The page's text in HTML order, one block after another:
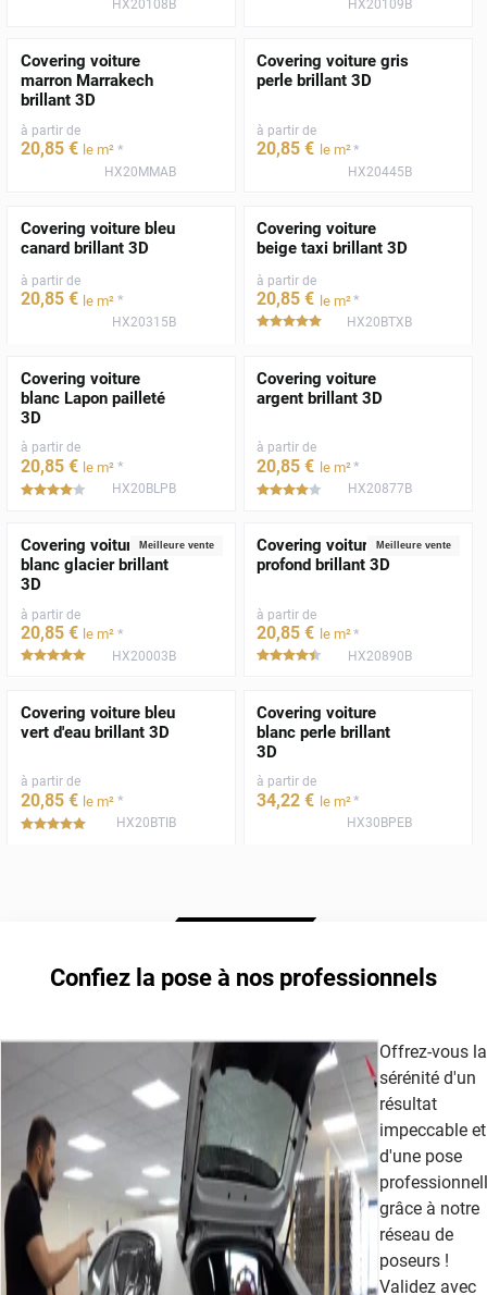
HX20108B HX20109B
Covering voiture
marron Marrakech
brillant 3D
à partir de
20,85 € le m² *
HX20MMAB
Covering voiture gris
perle brillant 3D
à partir de
20,85 € le m²*
HX20445B
Covering voiture bleu
canard brillant 3D
à partir de
20,85 € le m² *
HX20315B
Covering voiture
beige taxi brillant 3D
à partir de
20,85 € le m²*
*****HX20BTXB
Covering voiture
blanc Lapon pailleté
3D
à partir de
20,85 € le m² *
***** HX20BLPB
Covering voiture
argent brillant 3D
à partir de
20,85 € le m²*
***** HX20877B
Meilleure vente
Covering voiture
blanc glacier brillant
3D
à partir de
20,85 € le m² *
*****HX20003B
Meilleure vente
Covering voiture noir
profond brillant 3D
à partir de
20,85 € le m²*
***** HX20890B
Covering voiture bleu
vert d'eau brillant 3D
à partir de
20,85 € le m² *
*****HX20BTIB
Covering voiture
blanc perle brillant
3D
à partir de
34,22 € le m²*
HX30BPEB
Confiez la pose à nos professionnels
Offrez-vous la
sérénité d'un
résultat
impeccable et
d'une pose
grâce à notre
réseau de
poseurs !
Validez avec